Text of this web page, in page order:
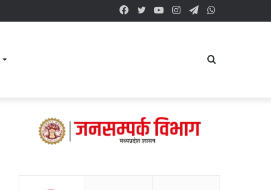
Telegram
Instagram
YouTube
Twitter
Facebook
Search